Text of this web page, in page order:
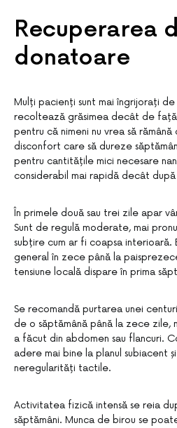
Recuperarea
donatoare
Mulți pacienți sunt mai îngrijorați
recoltează grăsimea decât de
pentru că nimeni nu vrea să rămână
disconfort care să dureze
pentru cantitățile mici necesare
considerabil mai rapidă decât
În primele două sau trei zile apar
Sunt de regulă moderate, mai
subțire cum ar fi coapsa interioară.
general în zece până la
tensiune locală dispare în prima
Se recomandă purtarea unei
de o săptămână până la zece zile,
a făcut din abdomen sau flancuri.
adere mai bine la planul subiacent
neregularități tactile.
Activitatea fizică intensă se reia
săptămâni. Munca de birou se